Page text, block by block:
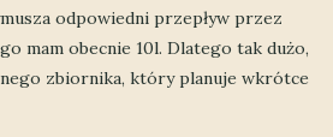
odpowiedni przepływ przez
mam obecnie 10l. Dlatego tak dużo,
zbiornika, który planuje wkrótce